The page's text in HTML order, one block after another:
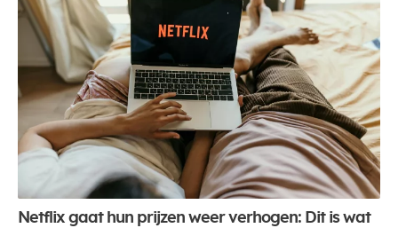
Netflix gaat hun prijzen weer verhogen: Dit is wat